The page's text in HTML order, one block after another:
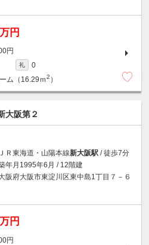
円
円
礼
0
ム（16.29ｍ2 ）
大阪第２
ＪＲ東海道・山陽本線新大阪駅 / 徒歩7分
年月1995年6月 / 12階建
阪府大阪市東淀川区東中島1丁目７－６
円
円